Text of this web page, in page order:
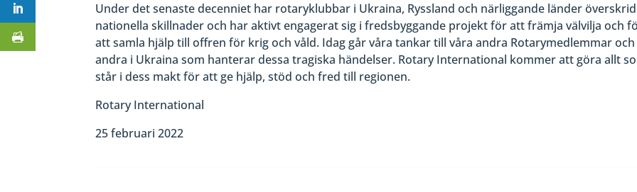
Under det senaste decenniet har rotaryklubbar i Ukraina, Ryssland och närliggande länder
nationella skillnader och har aktivt engagerat sig i fredsbyggande projekt för att främja välvilja och
att samla hjälp till offren för krig och våld. Idag går våra tankar till våra andra Rotarymedlemmar och
andra i Ukraina som hanterar dessa tragiska händelser. Rotary International kommer att göra allt
står i dess makt för att ge hjälp, stöd och fred till regionen.
Rotary International
25 februari 2022